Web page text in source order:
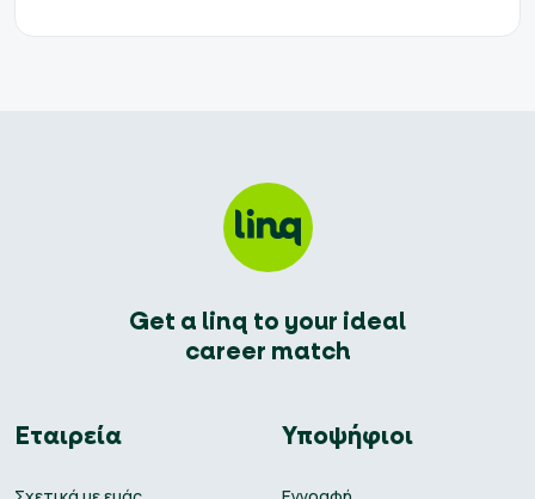
Get a linq to your ideal
career match
Εταιρεία Υποψήφιοι